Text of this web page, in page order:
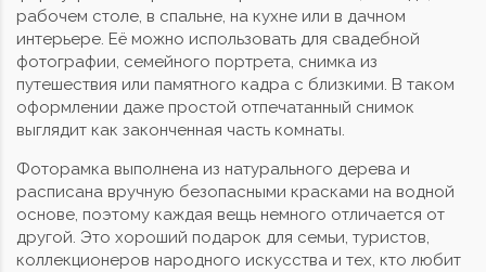
рабочем столе, в спальне, на кухне или в дачном
интерьере. Её можно использовать для свадебной
фотографии, семейного портрета, снимка из
путешествия или памятного кадра с близкими. В таком
оформлении даже простой отпечатанный снимок
выглядит как законченная часть комнаты.
Фоторамка выполнена из натурального дерева и
расписана вручную безопасными красками на водной
основе, поэтому каждая вещь немного отличается от
другой. Это хороший подарок для семьи, туристов,
коллекционеров народного искусства и тех, кто любит